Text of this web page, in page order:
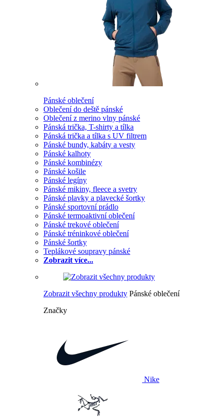
Pánské oblečení
Oblečení do deště pánské
Oblečení z merino vlny pánské
Pánská trička, T-shirty a tílka
Pánská trička a tílka s UV filtrem
Pánské bundy, kabáty a vesty
Pánské kalhoty
Pánské kombinézy
Pánské košile
Pánské legíny
Pánské mikiny, fleece a svetry
Pánské plavky a plavecké šortky
Pánské sportovní prádlo
Pánské termoaktivní oblečení
Pánské trekové oblečení
Pánské tréninkové oblečení
Pánské šortky
Teplákové soupravy pánské
Zobrazit více...
Zobrazit všechny produkty Pánské oblečení
Značky
Nike